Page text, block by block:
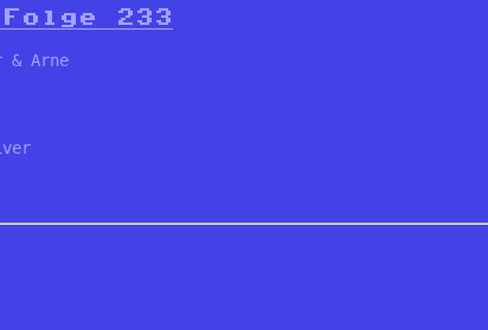
233
Arne